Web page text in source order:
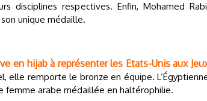
disciplines respectives. Enfin, Mohamed
unique médaille.
en hijab à représenter les Etats-Unis aux
elle remporte le bronze en équipe.
femme arabe médaillée en haltérophilie.